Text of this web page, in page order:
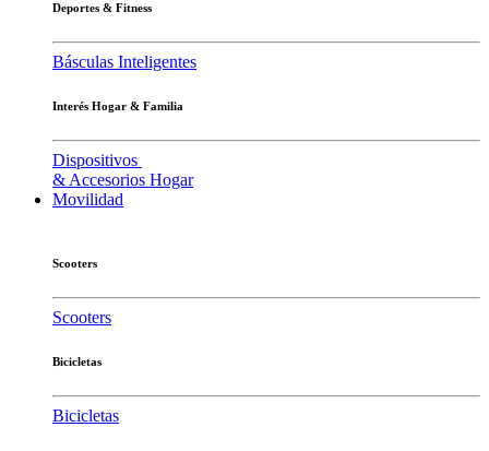
Deportes & Fitness
Básculas Inteligentes
Interés Hogar & Familia
Dispositivos
& Accesorios Hogar
Movilidad
Scooters
Scooters
Bicicletas
Bicicletas